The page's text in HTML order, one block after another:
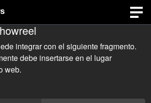
integrar con el siguiente fragmento.
debe insertarse en el lugar
web.